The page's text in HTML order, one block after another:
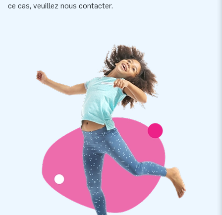
ce cas, veuillez nous contacter.